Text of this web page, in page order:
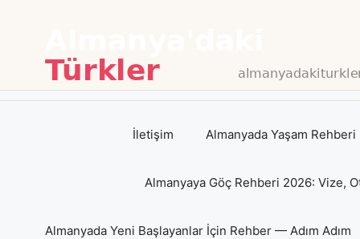
İletişim Almanyada Yaşam
Almanyaya Göç Rehberi 2026: Vize,
Almanyada Yeni Başlayanlar İçin Rehber — Adım Adım